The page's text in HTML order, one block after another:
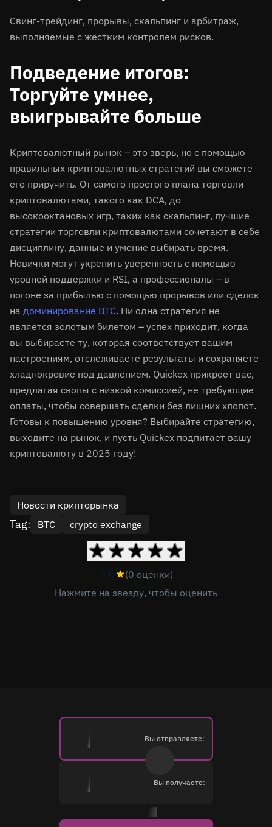
Свинг-трейдинг, прорывы, скальпинг и арбитраж,
выполняемые с жестким контролем рисков.
Подведение итогов:
Торгуйте умнее,
выигрывайте больше
Криптовалютный рынок – это зверь, но с помощью
правильных криптовалютных стратегий вы сможете
его приручить. От самого простого плана торговли
криптовалютами, такого как DCA, до
высокооктановых игр, таких как скальпинг, лучшие
стратегии торговли криптовалютами сочетают в себе
дисциплину, данные и умение выбирать время.
Новички могут укрепить уверенность с помощью
уровней поддержки и RSI, а профессионалы – в
погоне за прибылью с помощью прорывов или сделок
на доминирование BTC. Ни одна стратегия не
является золотым билетом – успех приходит, когда
вы выбираете ту, которая соответствует вашим
настроениям, отслеживаете результаты и сохраняете
хладнокровие под давлением. Quickex прикроет вас,
предлагая свопы с низкой комиссией, не требующие
оплаты, чтобы совершать сделки без лишних хлопот.
Готовы к повышению уровня? Выбирайте стратегию,
выходите на рынок, и пусть Quickex подпитает вашу
криптовалюту в 2025 году!
Новости крипторынка
Tag: BTC crypto exchange
0.0
(0 оценки)
Нажмите на звезду, чтобы оценить
Вы отправляете:
Вы получаете: